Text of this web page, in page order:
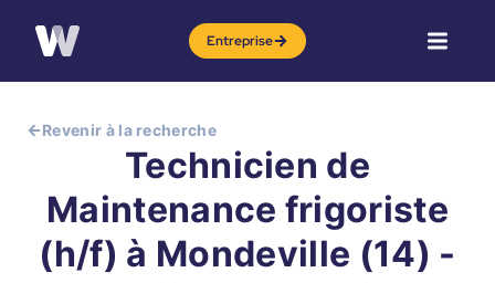
Entreprise
Revenir à la recherche
Technicien de
Maintenance frigoriste
(h/f) à Mondeville (14) -